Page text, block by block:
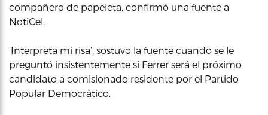
compañero de papeleta, confirmó una fuente a
NotiCel.
‘Interpreta mi risa’, sostuvo la fuente cuando se le
preguntó insistentemente si Ferrer será el próximo
candidato a comisionado residente por el Partido
Popular Democrático.